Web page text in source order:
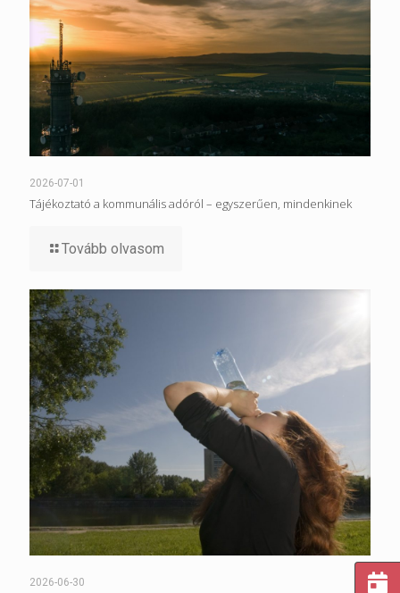
2026-07-01
Tájékoztató a kommunális adóról – egyszerűen, mindenkinek
Tovább olvasom
2026-06-30